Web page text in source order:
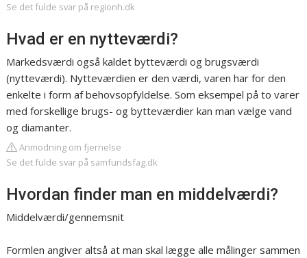
Se det fulde svar på regionh.dk
Hvad er en nytteværdi?
Markedsværdi også kaldet bytteværdi og brugsværdi
(nytteværdi). Nytteværdien er den værdi, varen har for den
enkelte i form af behovsopfyldelse. Som eksempel på to varer
med forskellige brugs- og bytteværdier kan man vælge vand
og diamanter.
Anmodning om fjernelse
Se det fulde svar på samfundsfag.dk
Hvordan finder man en middelværdi?
Middelværdi/gennemsnit
Formlen angiver altså at man skal lægge alle målinger sammen